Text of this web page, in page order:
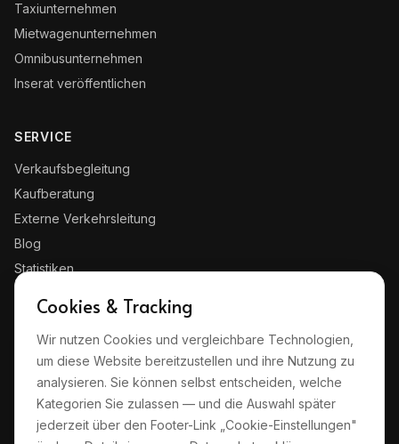
Taxiunternehmen
Mietwagenunternehmen
Omnibusunternehmen
Inserat veröffentlichen
SERVICE
Verkaufsbegleitung
Kaufberatung
Externe Verkehrsleitung
Blog
Statistiken
RECHTLICHES
Impressum
Datenschutz
AGB
Cookies & Tracking
Wir nutzen Cookies und vergleichbare Technologien,
um diese Website bereitzustellen und ihre Nutzung zu
analysieren. Sie können selbst entscheiden, welche
Kategorien Sie zulassen — und die Auswahl später
jederzeit über den Footer-Link „Cookie-Einstellungen"